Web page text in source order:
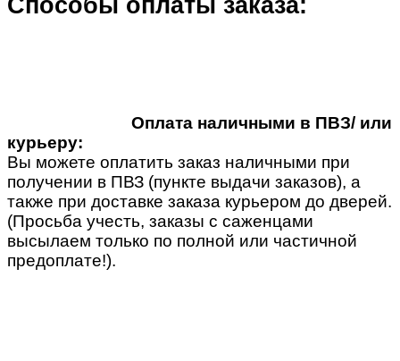
Оплата наличными в ПВЗ/ или
курьеру:
Вы можете оплатить заказ наличными при
получении в ПВЗ (пункте выдачи заказов), а
также при доставке заказа курьером до дверей.
(Просьба учесть, заказы с саженцами
высылаем только по полной или частичной
предоплате!).